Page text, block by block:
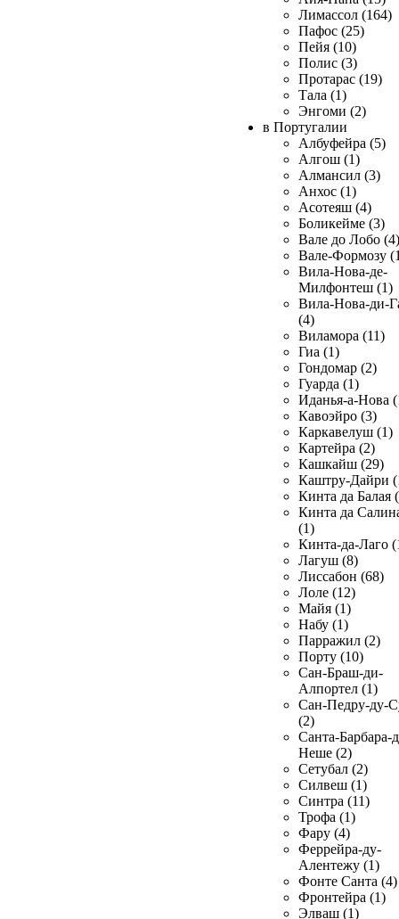
Лимассол (164)
Пафос (25)
Пейя (10)
Полис (3)
Протарас (19)
Тала (1)
Энгоми (2)
в Португалии
Албуфейра (5)
Алгош (1)
Алмансил (3)
Анхос (1)
Асотеяш (4)
Боликейме (3)
Вале до Лобо (4)
Вале-Формозу
Вила-Нова-де-
Милфонтеш (1)
Вила-Нова-ди-
(4)
Виламора (11)
Гиа (1)
Гондомар (2)
Гуарда (1)
Иданья-а-Нова
Кавоэйро (3)
Каркавелуш (1)
Картейра (2)
Кашкайш (29)
Каштру-Дайри
Кинта да Балая
Кинта да
(1)
Кинта-да-Лаго
Лагуш (8)
Лиссабон (68)
Лоле (12)
Майя (1)
Набу (1)
Парражил (2)
Порту (10)
Сан-Браш-ди-
Алпортел (1)
Сан-Педру-ду-
(2)
Санта-Барбара-
Неше (2)
Сетубал (2)
Силвеш (1)
Синтра (11)
Трофа (1)
Фару (4)
Феррейра-ду-
Алентежу (1)
Фонте Санта (4)
Фронтейра (1)
Элваш (1)